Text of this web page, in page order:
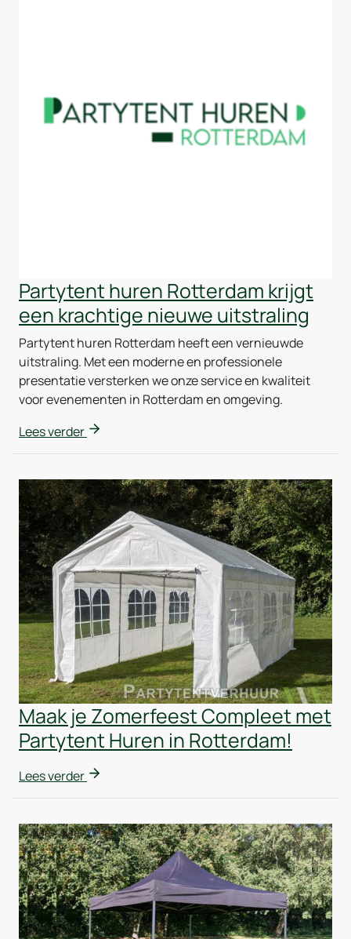
Partytent huren Rotterdam krijgt
een krachtige nieuwe uitstraling
Partytent huren Rotterdam heeft een vernieuwde
uitstraling. Met een moderne en professionele
presentatie versterken we onze service en kwaliteit
voor evenementen in Rotterdam en omgeving.
Lees verder
Maak je Zomerfeest Compleet met
Partytent Huren in Rotterdam!
Lees verder